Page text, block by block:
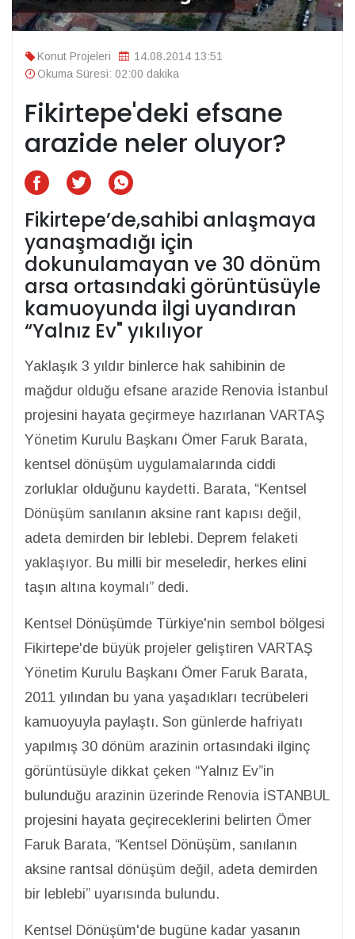
Konut Projeleri
14.08.2014 13:51
Okuma Süresi: 02:00 dakika
Fikirtepe'deki efsane
arazide neler oluyor?
Fikirtepe’de,sahibi anlaşmaya
yanaşmadığı için
dokunulamayan ve 30 dönüm
arsa ortasındaki görüntüsüyle
kamuoyunda ilgi uyandıran
“Yalnız Ev" yıkılıyor
Yaklaşık 3 yıldır binlerce hak sahibinin de
mağdur olduğu efsane arazide Renovia İstanbul
projesini hayata geçirmeye hazırlanan VARTAŞ
Yönetim Kurulu Başkanı Ömer Faruk Barata,
kentsel dönüşüm uygulamalarında ciddi
zorluklar olduğunu kaydetti. Barata, “Kentsel
Dönüşüm sanılanın aksine rant kapısı değil,
adeta demirden bir leblebi. Deprem felaketi
yaklaşıyor. Bu milli bir meseledir, herkes elini
taşın altına koymalı” dedi.
Kentsel Dönüşümde Türkiye'nin sembol bölgesi
Fikirtepe'de büyük projeler geliştiren VARTAŞ
Yönetim Kurulu Başkanı Ömer Faruk Barata,
2011 yılından bu yana yaşadıkları tecrübeleri
kamuoyuyla paylaştı. Son günlerde hafriyatı
yapılmış 30 dönüm arazinin ortasındaki ilginç
görüntüsüyle dikkat çeken “Yalnız Ev”in
bulunduğu arazinin üzerinde Renovia İSTANBUL
projesini hayata geçireceklerini belirten Ömer
Faruk Barata, “Kentsel Dönüşüm, sanılanın
aksine rantsal dönüşüm değil, adeta demirden
bir leblebi” uyarısında bulundu.
Kentsel Dönüşüm'de bugüne kadar yasanın